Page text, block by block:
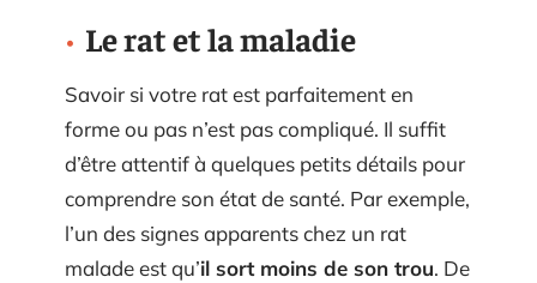
Le rat et la maladie
Savoir si votre rat est parfaitement en
forme ou pas n’est pas compliqué. Il suffit
d’être attentif à quelques petits détails pour
comprendre son état de santé. Par exemple,
l’un des signes apparents chez un rat
malade est qu’il sort moins de son trou. De